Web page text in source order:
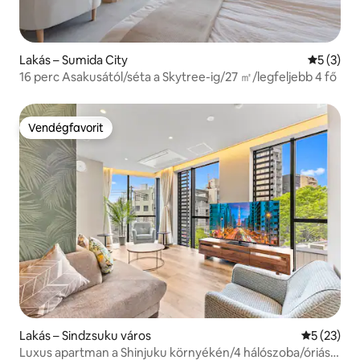
Lakás – Sumida City Átlagos
5 (3)
16 perc Asakusától/séta a Skytree-ig/27 ㎡/legfeljebb 4 fő
Vendégfavorit
Vendégfavorit
Lakás – Sindzsuku város Átlagos
5 (23)
Luxus apartman a Shinjuku környékén/4 hálószoba/óriási